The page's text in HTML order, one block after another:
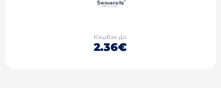
Кэшбэк до
2.36€